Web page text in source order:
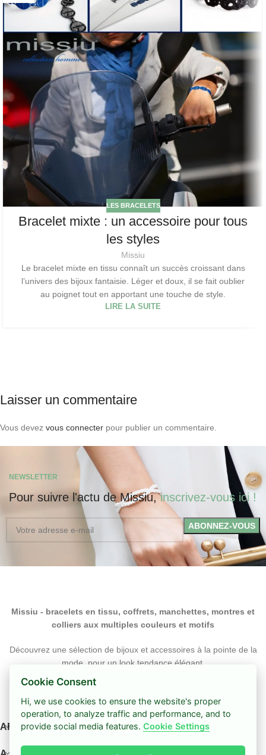
LES BRACELETS
Bracelet mixte : un accessoire pour tous
les styles
Missiu
Le bracelet mixte en tissu connaît un succès croissant dans
l’univers des bijoux fantaisie. Léger et doux, il se fait oublier
au poignet tout en apportant une touche de style.
LIRE LA SUITE
Laisser un commentaire
Vous devez vous connecter pour publier un commentaire.
NEWSLETTER
Pour suivre l'actu de Missiu,inscrivez-vous ici !
Missiu - bracelets en tissu, coffrets, manchettes, montres et
colliers aux multiples couleurs et motifs
Découvrez une sélection de bijoux et accessoires à la pointe de la
mode, pour un look tendance élégant
ARTICLES RÉCENTS DU BLOG
Cookie Consent
Hi, we use cookies to ensure the website's proper
operation, to analyze traffic and performance, and to
provide social media features.Cookie Settings